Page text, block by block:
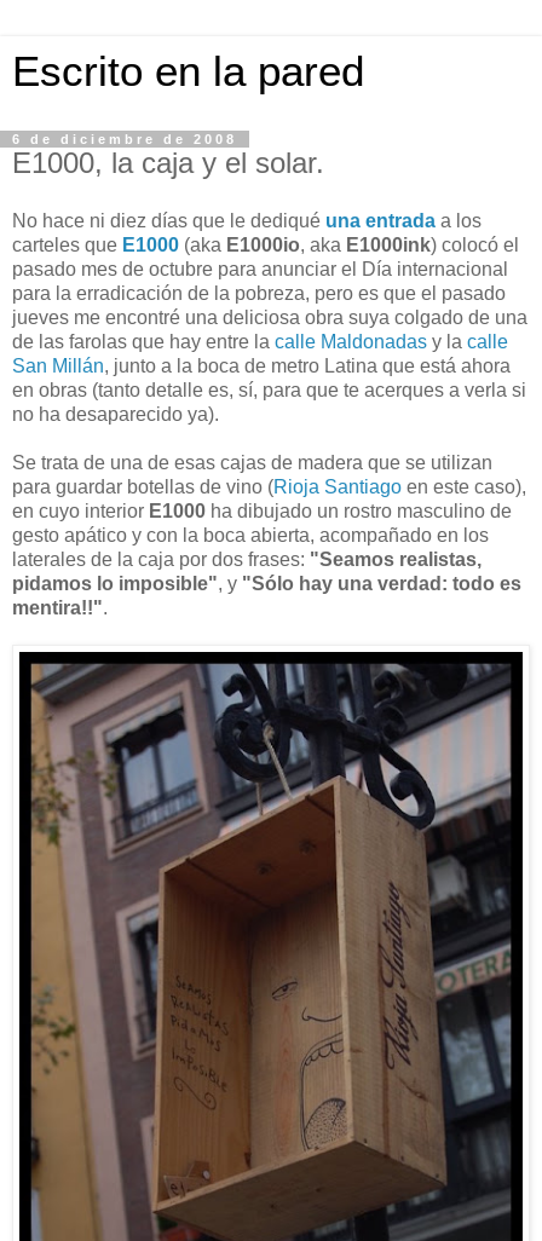
Escrito en la pared
6 de diciembre de 2008
E1000, la caja y el solar.
No hace ni diez días que le dediqué una entrada a los
carteles que E1000 (aka E1000io, aka E1000ink) colocó el
pasado mes de octubre para anunciar el Día internacional
para la erradicación de la pobreza, pero es que el pasado
jueves me encontré una deliciosa obra suya colgado de una
de las farolas que hay entre la calle Maldonadas y la calle
San Millán, junto a la boca de metro Latina que está ahora
en obras (tanto detalle es, sí, para que te acerques a verla si
no ha desaparecido ya).
Se trata de una de esas cajas de madera que se utilizan
para guardar botellas de vino (Rioja Santiago en este caso),
en cuyo interior E1000 ha dibujado un rostro masculino de
gesto apático y con la boca abierta, acompañado en los
laterales de la caja por dos frases: "Seamos realistas,
pidamos lo imposible", y "Sólo hay una verdad: todo es
mentira!!".